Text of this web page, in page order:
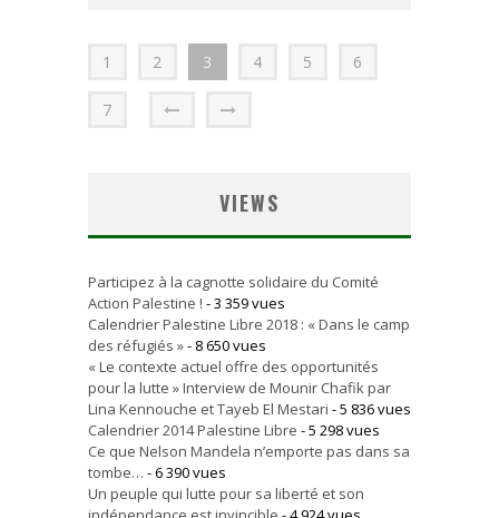
1 2 3 4 5 6
7
VIEWS
Participez à la cagnotte solidaire du Comité
Action Palestine ! - 3 359 vues
Calendrier Palestine Libre 2018 : « Dans le camp
des réfugiés »- 8 650 vues
« Le contexte actuel offre des opportunités
pour la lutte » Interview de Mounir Chafik par
Lina Kennouche et Tayeb El Mestari - 5 836 vues
Calendrier 2014 Palestine Libre - 5 298 vues
Ce que Nelson Mandela n’emporte pas dans sa
tombe… - 6 390 vues
Un peuple qui lutte pour sa liberté et son